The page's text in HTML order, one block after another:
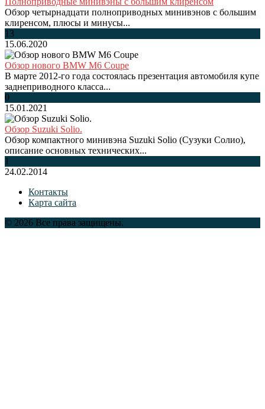
Обзор четырнадцати полноприводных минивэнов с большим
клиренсом, плюсы и минусы...
13
15.06.2020
Обзор нового BMW M6 Coupe
В марте 2012-го года состоялась презентация автомобиля купе
заднеприводного класса...
0
15.01.2021
Обзор Suzuki Solio.
Обзор компактного минивэна Suzuki Solio (Сузуки Солио),
описание основных технических...
1
24.02.2014
Контакты
Карта сайта
© 2026 Все права защищены.